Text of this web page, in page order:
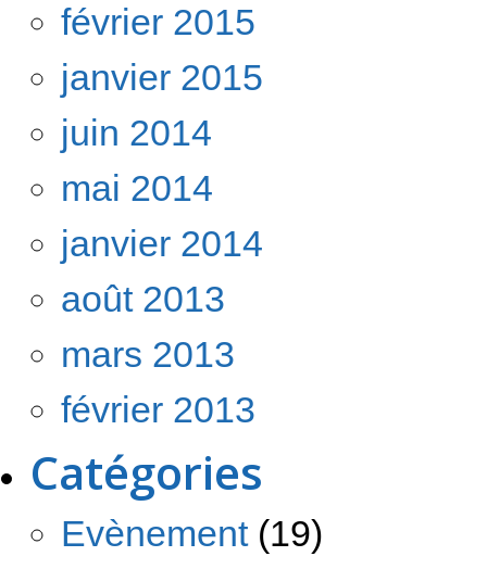
février 2015
janvier 2015
juin 2014
mai 2014
janvier 2014
août 2013
mars 2013
février 2013
Catégories
Evènement(19)